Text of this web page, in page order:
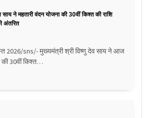
साय ने महतारी वंदन योजना की 30वीं किश्त की राशि
अंतरित
2026/sns/- मुख्यमंत्री श्री विष्णु देव साय ने आज
की 30वीं किश्त…